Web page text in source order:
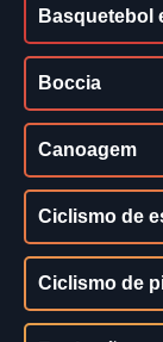
Basquetebol
Boccia
Canoagem
Ciclismo de
Ciclismo de